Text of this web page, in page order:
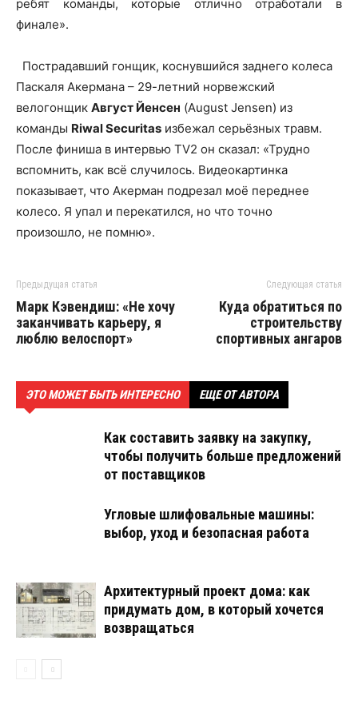
ребят команды, которые отлично отработали в
финале».
Пострадавший гонщик, коснувшийся заднего колеса
Паскаля Акермана – 29-летний норвежский
велогонщик Август Йенсен (August Jensen) из
команды Riwal Securitas избежал серьёзных травм.
После финиша в интервью TV2 он сказал: «Трудно
вспомнить, как всё случилось. Видеокартинка
показывает, что Акерман подрезал моё переднее
колесо. Я упал и перекатился, но что точно
произошло, не помню».
Предыдущая статья
Марк Кэвендиш: «Не хочу
заканчивать карьеру, я
люблю велоспорт»
Следующая статья
Куда обратиться по
строительству
спортивных ангаров
ЭТО МОЖЕТ БЫТЬ ИНТЕРЕСНО ЕЩЕ ОТ АВТОРА
Как составить заявку на закупку,
чтобы получить больше предложений
от поставщиков
Угловые шлифовальные машины:
выбор, уход и безопасная работа
Архитектурный проект дома: как
придумать дом, в который хочется
возвращаться